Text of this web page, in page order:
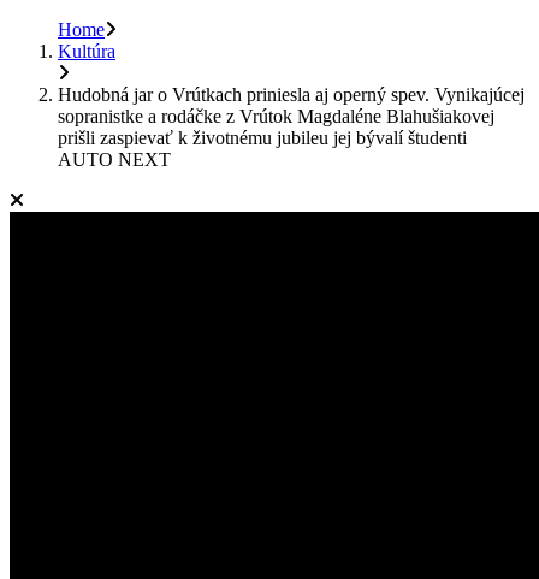
Home
Kultúra
Hudobná jar o Vrútkach priniesla aj operný spev. Vynikajúcej
sopranistke a rodáčke z Vrútok Magdaléne Blahušiakovej
prišli zaspievať k životnému jubileu jej bývalí študenti
AUTO NEXT